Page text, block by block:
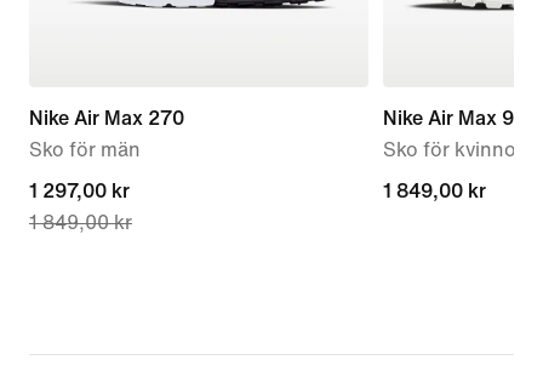
Nike Air Max 270
Sko för män
current
price
1 849,00 kr
1 297,00 kr
1 849,00 kr
Nike Air Max 90
Sko för kvinnor
1 849,00 kr
1 849,00 kr